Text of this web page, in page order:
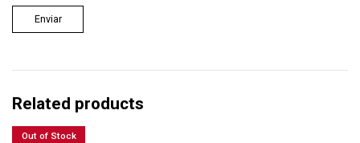
Related products
Out of Stock